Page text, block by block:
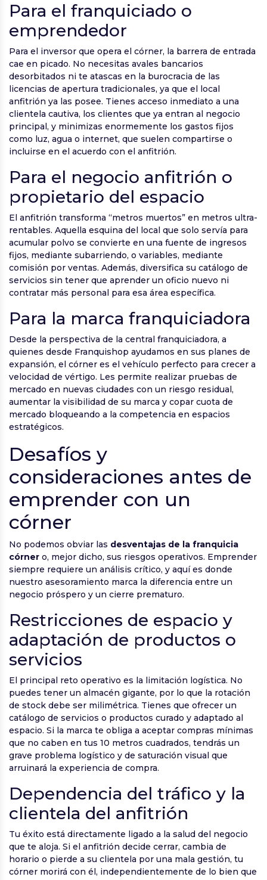
Para el franquiciado o
emprendedor
Para el inversor que opera el córner, la barrera de entrada
cae en picado. No necesitas avales bancarios
desorbitados ni te atascas en la burocracia de las
licencias de apertura tradicionales, ya que el local
anfitrión ya las posee. Tienes acceso inmediato a una
clientela cautiva, los clientes que ya entran al negocio
principal, y minimizas enormemente los gastos fijos
como luz, agua o internet, que suelen compartirse o
incluirse en el acuerdo con el anfitrión.
Para el negocio anfitrión o
propietario del espacio
El anfitrión transforma “metros muertos” en metros ultra-
rentables. Aquella esquina del local que solo servía para
acumular polvo se convierte en una fuente de ingresos
fijos, mediante subarriendo, o variables, mediante
comisión por ventas. Además, diversifica su catálogo de
servicios sin tener que aprender un oficio nuevo ni
contratar más personal para esa área específica.
Para la marca franquiciadora
Desde la perspectiva de la central franquiciadora, a
quienes desde Franquishop ayudamos en sus planes de
expansión, el córner es el vehículo perfecto para crecer a
velocidad de vértigo. Les permite realizar pruebas de
mercado en nuevas ciudades con un riesgo residual,
aumentar la visibilidad de su marca y copar cuota de
mercado bloqueando a la competencia en espacios
estratégicos.
Desafíos y
consideraciones antes de
emprender con un
córner
No podemos obviar las desventajas de la franquicia
córner o, mejor dicho, sus riesgos operativos. Emprender
siempre requiere un análisis crítico, y aquí es donde
nuestro asesoramiento marca la diferencia entre un
negocio próspero y un cierre prematuro.
Restricciones de espacio y
adaptación de productos o
servicios
El principal reto operativo es la limitación logística. No
puedes tener un almacén gigante, por lo que la rotación
de stock debe ser milimétrica. Tienes que ofrecer un
catálogo de servicios o productos curado y adaptado al
espacio. Si la marca te obliga a aceptar compras mínimas
que no caben en tus 10 metros cuadrados, tendrás un
grave problema logístico y de saturación visual que
arruinará la experiencia de compra.
Dependencia del tráfico y la
clientela del anfitrión
Tu éxito está directamente ligado a la salud del negocio
que te aloja. Si el anfitrión decide cerrar, cambia de
horario o pierde a su clientela por una mala gestión, tu
córner morirá con él, independientemente de lo bien que